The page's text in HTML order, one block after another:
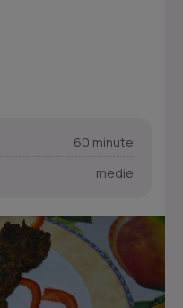
60 minute
medie